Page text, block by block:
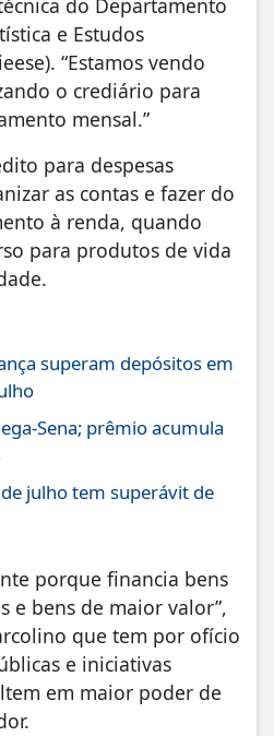
do Departamento
e Estudos
“Estamos vendo
o crediário para
mensal.”
para despesas
as contas e fazer do
à renda, quando
para produtos de vida
superam depósitos em
Sena; prêmio acumula
julho tem superávit de
porque financia bens
e bens de maior valor”,
que tem por ofício
e iniciativas
em maior poder de